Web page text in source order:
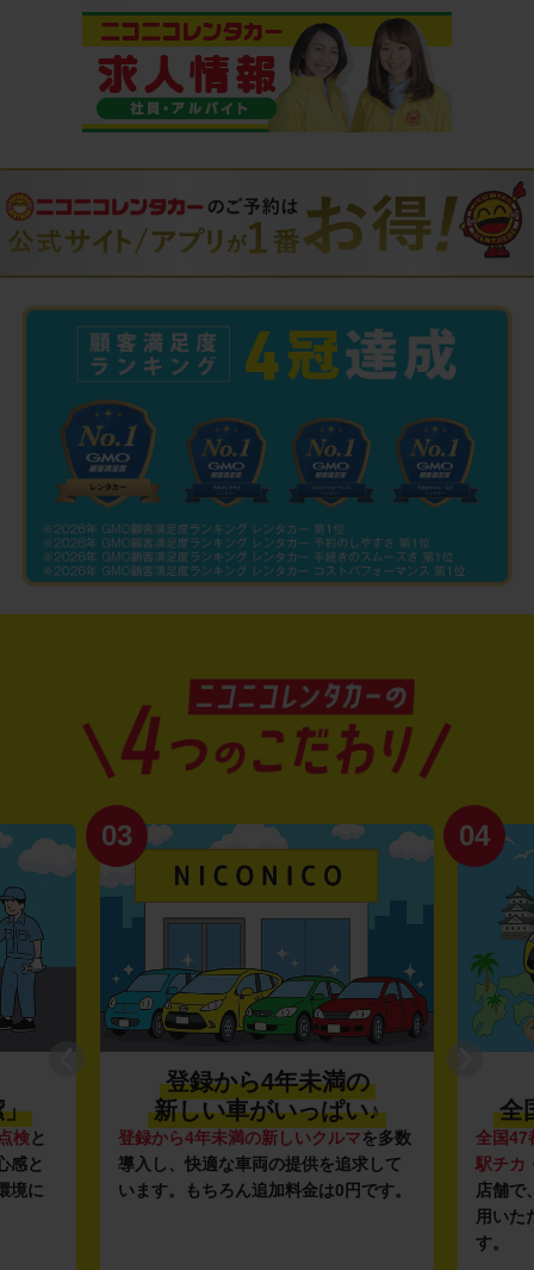
」
検と
感と
境に
03
登録から4年未満の
新しい車がいっぱい♪
登録から4年未満の新しいクルマを多数
導入し、快適な車両の提供を追求して
います。もちろん追加料金は0円です。
04
全
全国47
駅チカ
店舗で
用いた
す。